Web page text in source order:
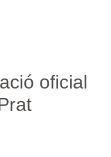
oficial